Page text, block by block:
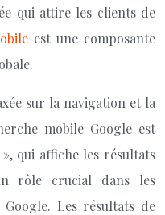
qui attire les clients de
est une composante
sur la navigation et la
mobile Google est
qui affiche les résultats
rôle crucial dans les
Les résultats de